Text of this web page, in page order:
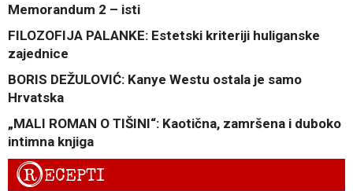
Memorandum 2 – isti
FILOZOFIJA PALANKE: Estetski kriteriji huliganske
zajednice
BORIS DEŽULOVIĆ: Kanye Westu ostala je samo
Hrvatska
„MALI ROMAN O TIŠINI“: Kaotična, zamršena i duboko
intimna knjiga
RECEPTI